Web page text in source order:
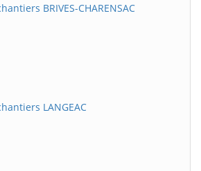
BRIVES-CHARENSAC
LANGEAC